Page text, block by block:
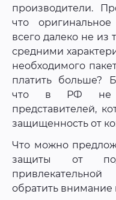
производители.
что
всего далеко не из
средними
необходимого
платить больше?
что в РФ не
представителей,
защищенность от
Что можно
защиты от
обратить внимание